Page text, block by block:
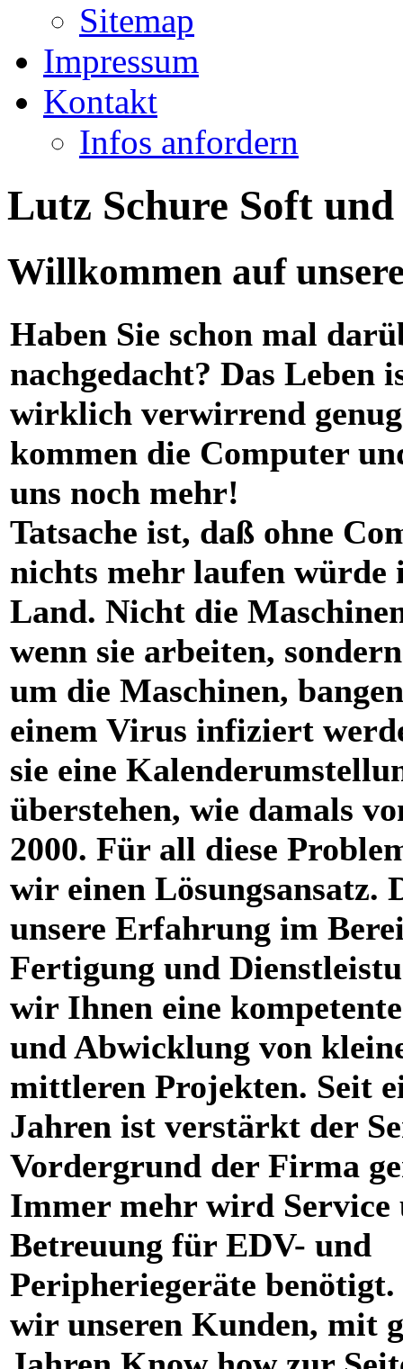
Sitemap
Impressum
Kontakt
Infos anfordern
Lutz Schure Soft
Willkommen auf
Haben Sie schon mal
nachgedacht? Das Leben
wirklich verwirrend
kommen die Computer
uns noch mehr!
Tatsache ist, daß ohne
nichts mehr laufen würde
Land. Nicht die
wenn sie arbeiten,
um die Maschinen,
einem Virus infiziert
sie eine
überstehen, wie damals
2000. Für all diese
wir einen Lösungsansatz.
unsere Erfahrung im
Fertigung und
wir Ihnen eine
und Abwicklung von
mittleren Projekten. Seit
Jahren ist verstärkt der
Vordergrund der Firma
Immer mehr wird Service
Betreuung für EDV- und
Peripheriegeräte
wir unseren Kunden, mit